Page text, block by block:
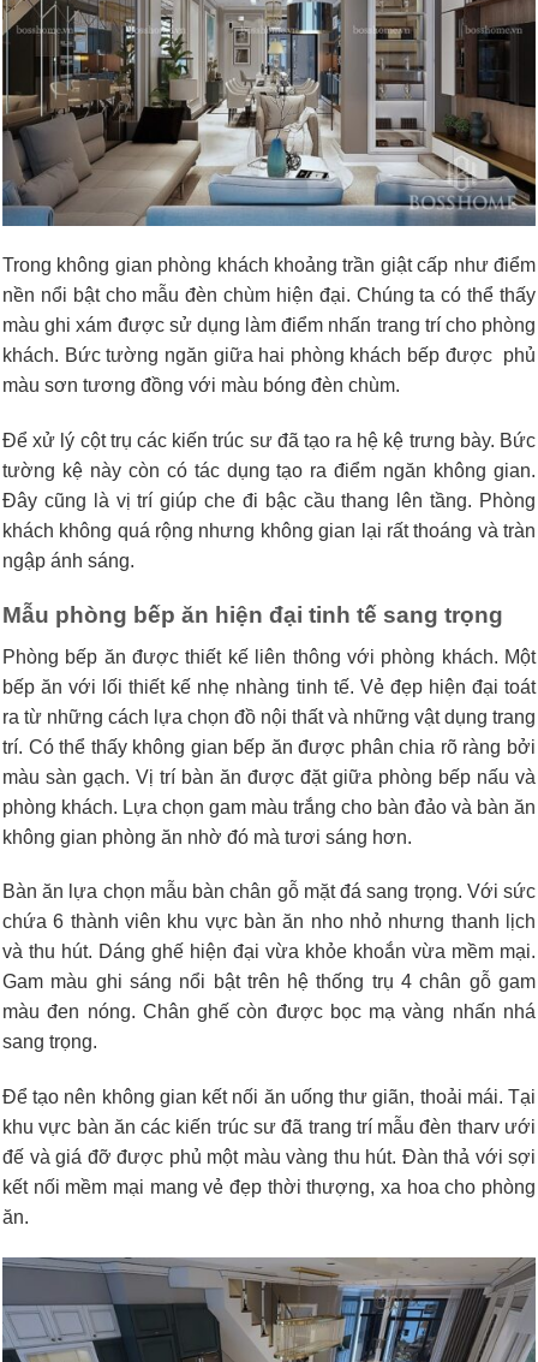
Trong không gian phòng khách khoảng trần giật cấp như điểm
nền nổi bật cho mẫu đèn chùm hiện đại. Chúng ta có thể thấy
màu ghi xám được sử dụng làm điểm nhấn trang trí cho phòng
khách. Bức tường ngăn giữa hai phòng khách bếp được phủ
màu sơn tương đồng với màu bóng đèn chùm.
Để xử lý cột trụ các kiến trúc sư đã tạo ra hệ kệ trưng bày. Bức
tường kệ này còn có tác dụng tạo ra điểm ngăn không gian.
Đây cũng là vị trí giúp che đi bậc cầu thang lên tầng. Phòng
khách không quá rộng nhưng không gian lại rất thoáng và tràn
ngập ánh sáng.
Mẫu phòng bếp ăn hiện đại tinh tế sang trọng
Phòng bếp ăn được thiết kế liên thông với phòng khách. Một
bếp ăn với lối thiết kế nhẹ nhàng tinh tế. Vẻ đẹp hiện đại toát
ra từ những cách lựa chọn đồ nội thất và những vật dụng trang
trí. Có thể thấy không gian bếp ăn được phân chia rõ ràng bởi
màu sàn gạch. Vị trí bàn ăn được đặt giữa phòng bếp nấu và
phòng khách. Lựa chọn gam màu trắng cho bàn đảo và bàn ăn
không gian phòng ăn nhờ đó mà tươi sáng hơn.
Bàn ăn lựa chọn mẫu bàn chân gỗ mặt đá sang trọng. Với sức
chứa 6 thành viên khu vực bàn ăn nho nhỏ nhưng thanh lịch
và thu hút. Dáng ghế hiện đại vừa khỏe khoắn vừa mềm mại.
Gam màu ghi sáng nổi bật trên hệ thống trụ 4 chân gỗ gam
màu đen nóng. Chân ghế còn được bọc mạ vàng nhấn nhá
sang trọng.
Để tạo nên không gian kết nối ăn uống thư giãn, thoải mái. Tại
khu vực bàn ăn các kiến trúc sư đã trang trí mẫu đèn tharv ưới
đế và giá đỡ được phủ một màu vàng thu hút. Đàn thả với sợi
kết nối mềm mại mang vẻ đẹp thời thượng, xa hoa cho phòng
ăn.